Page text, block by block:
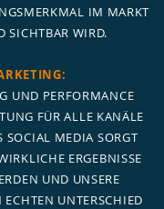
IM MARKT
SICHTBAR WIRD.
UND PERFORMANCE
FÜR ALLE KANÄLE
SOCIAL MEDIA SORGT
ERGEBNISSE
UND UNSERE
UNTERSCHIED